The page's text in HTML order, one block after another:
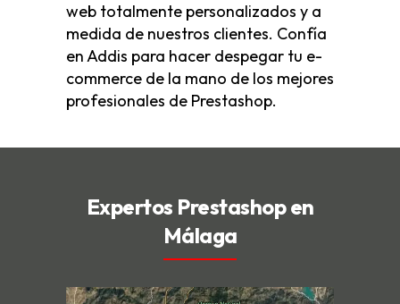
web totalmente personalizados y a
medida de nuestros clientes. Confía
en Addis para hacer despegar tu e-
commerce de la mano de los mejores
profesionales de Prestashop.
Expertos Prestashop en
Málaga